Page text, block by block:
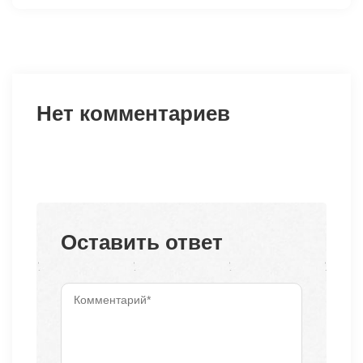
Нет комментариев
Оставить ответ